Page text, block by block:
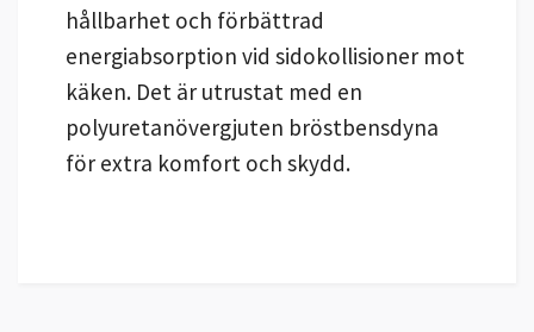
hållbarhet och förbättrad
energiabsorption vid sidokollisioner mot
käken. Det är utrustat med en
polyuretanövergjuten bröstbensdyna
för extra komfort och skydd.